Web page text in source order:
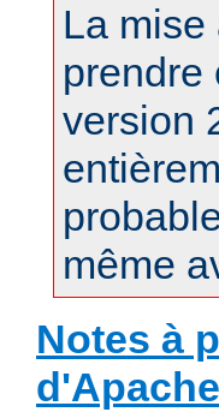
La mise
prendre
version
même
Notes à
d'Apache